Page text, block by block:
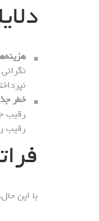
خطر
رقیب
رقیب
با این